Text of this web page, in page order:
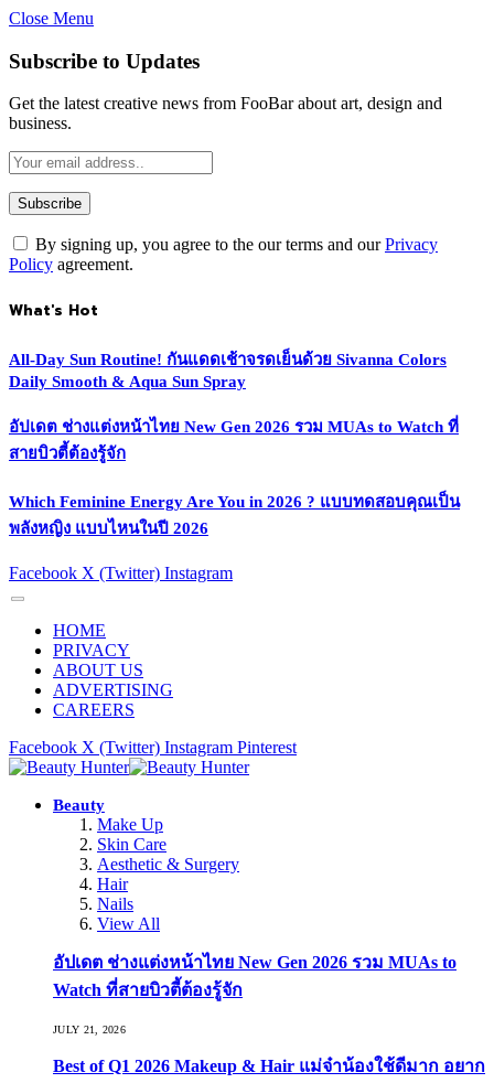
Close Menu
Subscribe to Updates
Get the latest creative news from FooBar about art, design and
business.
By signing up, you agree to the our terms and ourPrivacy
Policy agreement.
What's Hot
All-Day Sun Routine! กันแดดเช้าจรดเย็นด้วย Sivanna Colors
Daily Smooth & Aqua Sun Spray
อัปเดต ช่างแต่งหน้าไทย New Gen 2026 รวม MUAs to Watch ที่
สายบิวตี้ต้องรู้จัก
Which Feminine Energy Are You in 2026 ? แบบทดสอบคุณเป็น
พลังหญิง แบบไหนในปี 2026
Facebook X (Twitter) Instagram
HOME
PRIVACY
ABOUT US
ADVERTISING
CAREERS
Facebook X (Twitter) Instagram Pinterest
Beauty
Make Up
Skin Care
Aesthetic & Surgery
Hair
Nails
View All
อัปเดต ช่างแต่งหน้าไทย New Gen 2026 รวม MUAs to
Watch ที่สายบิวตี้ต้องรู้จัก
JULY 21, 2026
Best of Q1 2026 Makeup & Hair แม่จ๋าน้องใช้ดีมาก อยาก